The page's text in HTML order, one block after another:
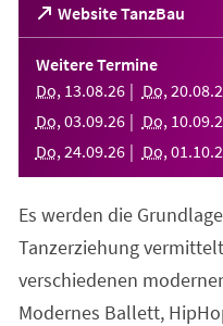
Website TanzBau
(Öffnet
in
einem
neuen
Tab)
Weitere Termine
Do, 13.08.26 Do, 20.08.
Do, 03.09.26 Do, 10.09.
Do, 24.09.26 Do, 01 .10.
Es werden die
Tanzerziehung
verschiedenen
Modernes Ballett,